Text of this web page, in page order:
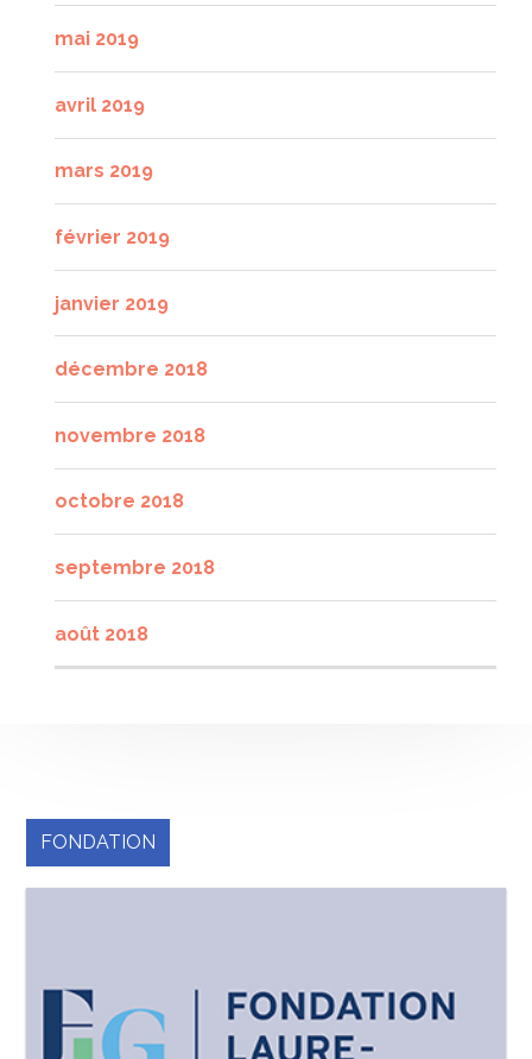
mai 2019
avril 2019
mars 2019
février 2019
janvier 2019
décembre 2018
novembre 2018
octobre 2018
septembre 2018
août 2018
FONDATION